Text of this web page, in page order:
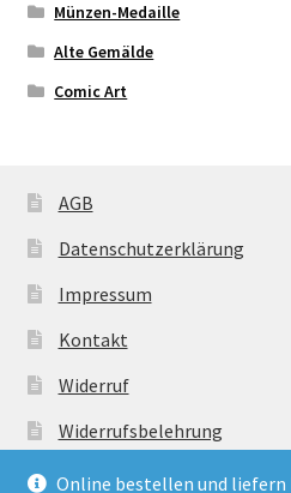
Online bestellen und liefern
Münzen-Medaille
Alte Gemälde
Comic Art
AGB
Datenschutzerklärung
Impressum
Kontakt
Widerruf
Widerrufsbelehrung
Zahlungsarten